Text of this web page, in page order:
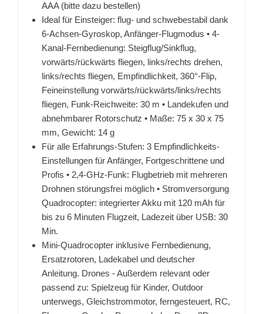
AAA (bitte dazu bestellen)
Ideal für Einsteiger: flug- und schwebestabil dank
6-Achsen-Gyroskop, Anfänger-Flugmodus • 4-
Kanal-Fernbedienung: Steigflug/Sinkflug,
vorwärts/rückwärts fliegen, links/rechts drehen,
links/rechts fliegen, Empfindlichkeit, 360°-Flip,
Feineinstellung vorwärts/rückwärts/links/rechts
fliegen, Funk-Reichweite: 30 m • Landekufen und
abnehmbarer Rotorschutz • Maße: 75 x 30 x 75
mm, Gewicht: 14 g
Für alle Erfahrungs-Stufen: 3 Empfindlichkeits-
Einstellungen für Anfänger, Fortgeschrittene und
Profis • 2,4-GHz-Funk: Flugbetrieb mit mehreren
Drohnen störungsfrei möglich • Stromversorgung
Quadrocopter: integrierter Akku mit 120 mAh für
bis zu 6 Minuten Flugzeit, Ladezeit über USB: 30
Min.
Mini-Quadrocopter inklusive Fernbedienung,
Ersatzrotoren, Ladekabel und deutscher
Anleitung. Drones - Außerdem relevant oder
passend zu: Spielzeug für Kinder, Outdoor
unterwegs, Gleichstrommotor, ferngesteuert, RC,